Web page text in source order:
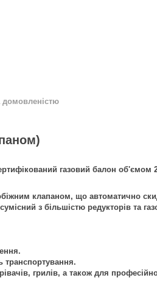
домовленістю
газовий балон об'ємом
клапаном, що автоматично
з більшістю редукторів та
транспортування.
грилів, а також для